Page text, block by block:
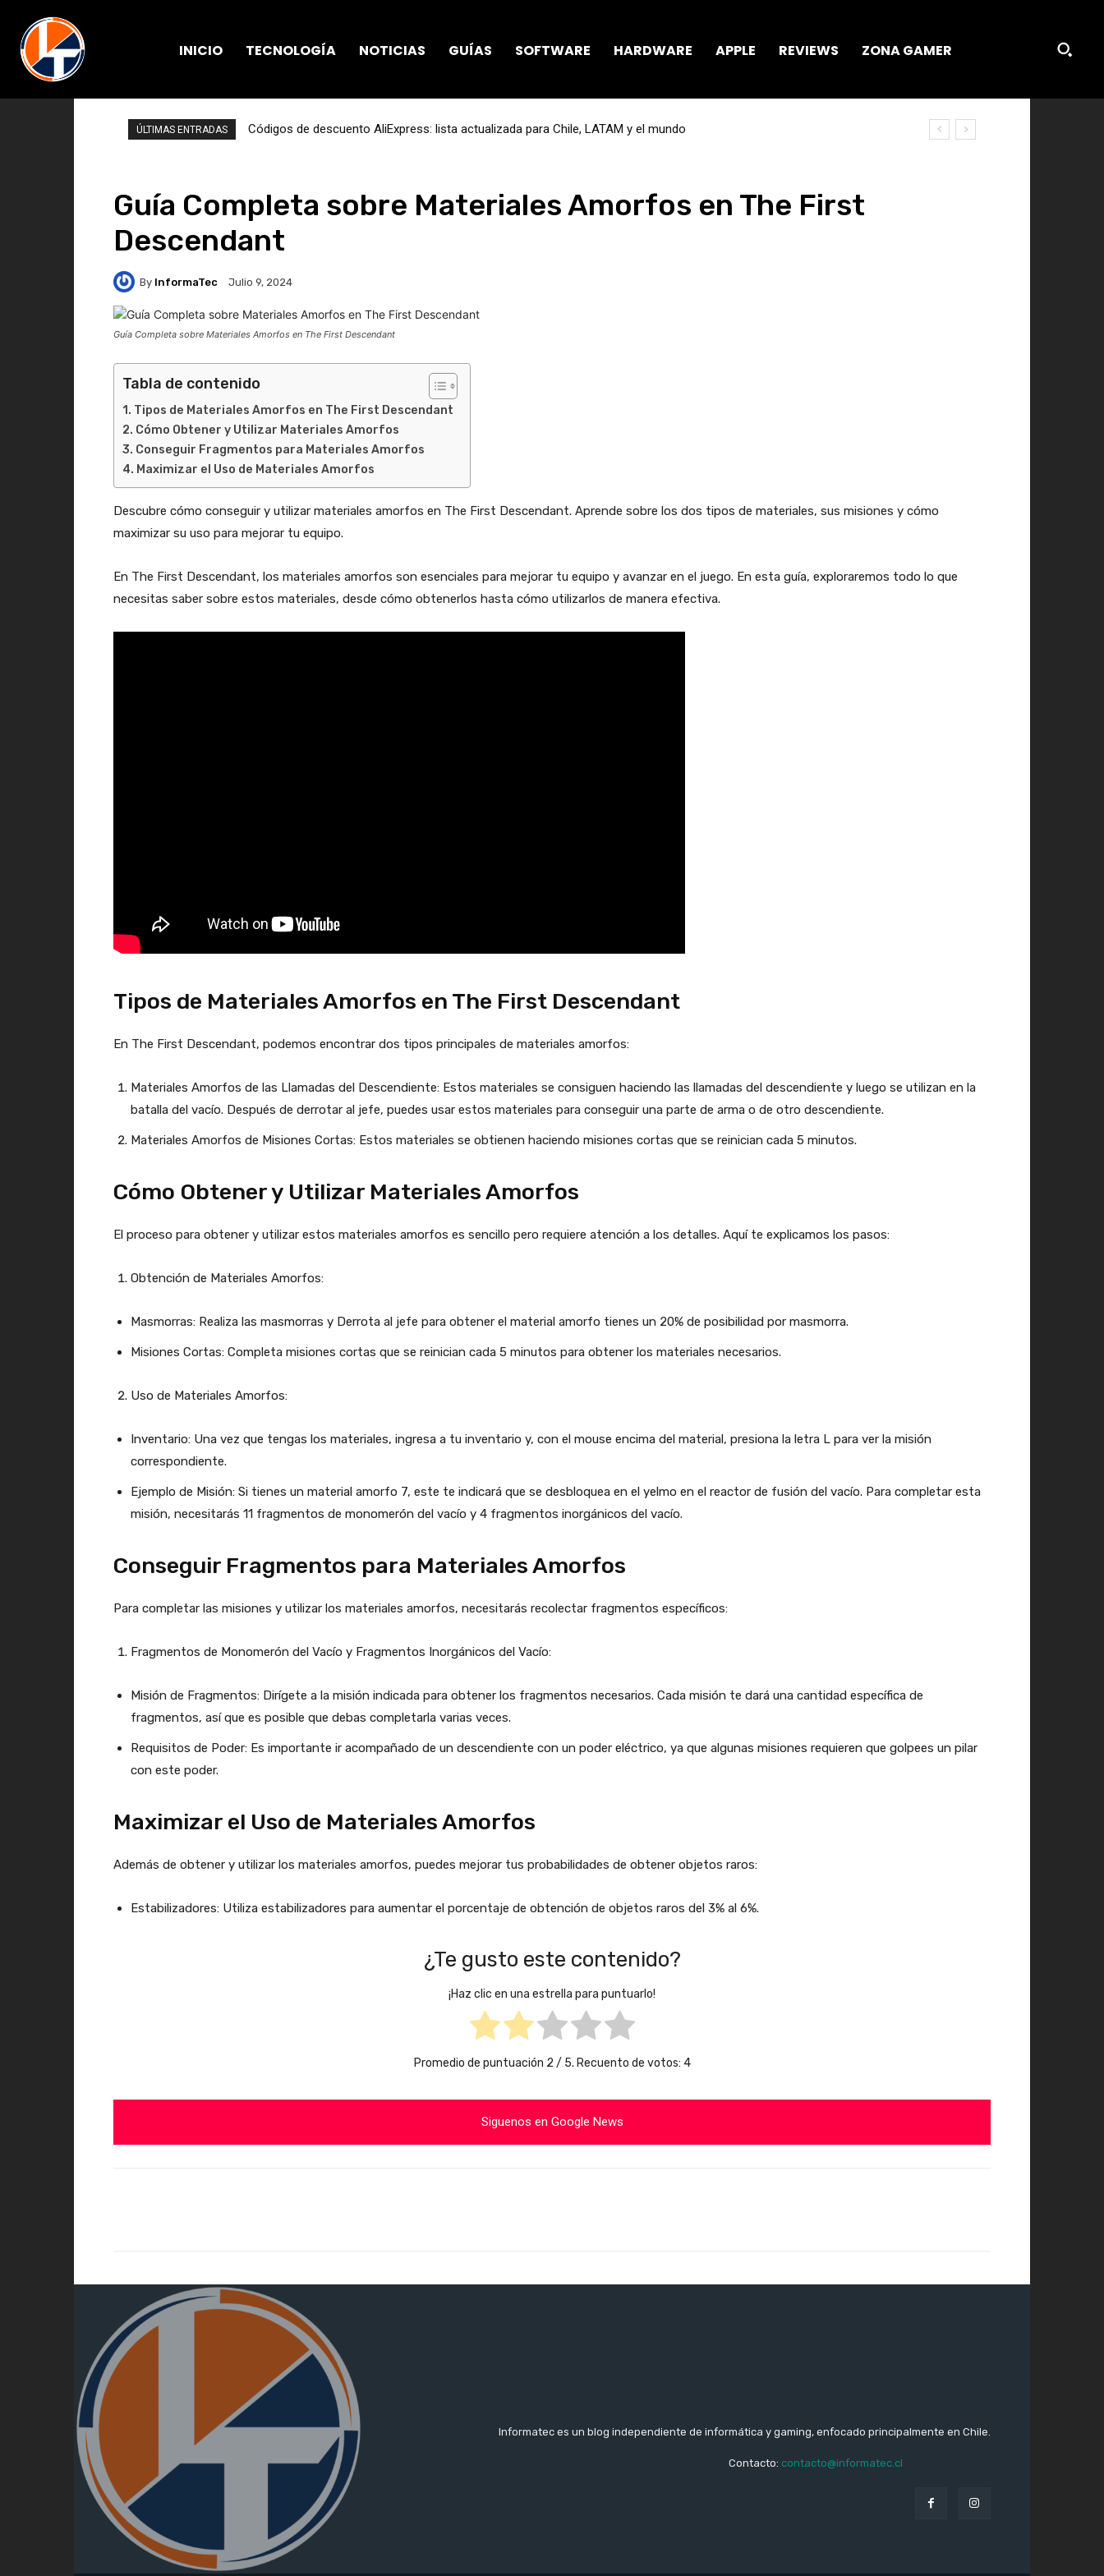
INICIO TECNOLOGÍA NOTICIAS GUÍAS SOFTWARE HARDWARE APPLE REVIEWS ZONA GAMER
ÚLTIMAS ENTRADAS Códigos de descuento AliExpress: lista actualizada para Chile, LATAM y el mundo
Guía Completa sobre Materiales Amorfos en The First
Descendant
By InformaTec Julio 9, 2024
Guía Completa sobre Materiales Amorfos en The First Descendant
Tabla de contenido
Tipos de Materiales Amorfos en The First Descendant
Cómo Obtener y Utilizar Materiales Amorfos
Conseguir Fragmentos para Materiales Amorfos
Maximizar el Uso de Materiales Amorfos
Descubre cómo conseguir y utilizar materiales amorfos en The First Descendant. Aprende sobre los dos tipos de materiales, sus misiones y cómo
maximizar su uso para mejorar tu equipo.
En The First Descendant, los materiales amorfos son esenciales para mejorar tu equipo y avanzar en el juego. En esta guía, exploraremos todo lo que
necesitas saber sobre estos materiales, desde cómo obtenerlos hasta cómo utilizarlos de manera efectiva.
Tipos de Materiales Amorfos en The First Descendant
En The First Descendant, podemos encontrar dos tipos principales de materiales amorfos:
Materiales Amorfos de las Llamadas del Descendiente: Estos materiales se consiguen haciendo las llamadas del descendiente y luego se utilizan en la
batalla del vacío. Después de derrotar al jefe, puedes usar estos materiales para conseguir una parte de arma o de otro descendiente.
Materiales Amorfos de Misiones Cortas: Estos materiales se obtienen haciendo misiones cortas que se reinician cada 5 minutos.
Cómo Obtener y Utilizar Materiales Amorfos
El proceso para obtener y utilizar estos materiales amorfos es sencillo pero requiere atención a los detalles. Aquí te explicamos los pasos:
Obtención de Materiales Amorfos:
Masmorras: Realiza las masmorras y Derrota al jefe para obtener el material amorfo tienes un 20% de posibilidad por masmorra.
Misiones Cortas: Completa misiones cortas que se reinician cada 5 minutos para obtener los materiales necesarios.
Uso de Materiales Amorfos:
Inventario: Una vez que tengas los materiales, ingresa a tu inventario y, con el mouse encima del material, presiona la letra L para ver la misión
correspondiente.
Ejemplo de Misión: Si tienes un material amorfo 7, este te indicará que se desbloquea en el yelmo en el reactor de fusión del vacío. Para completar esta
misión, necesitarás 11 fragmentos de monomerón del vacío y 4 fragmentos inorgánicos del vacío.
Conseguir Fragmentos para Materiales Amorfos
Para completar las misiones y utilizar los materiales amorfos, necesitarás recolectar fragmentos específicos:
Fragmentos de Monomerón del Vacío y Fragmentos Inorgánicos del Vacío:
Misión de Fragmentos: Dirígete a la misión indicada para obtener los fragmentos necesarios. Cada misión te dará una cantidad específica de
fragmentos, así que es posible que debas completarla varias veces.
Requisitos de Poder: Es importante ir acompañado de un descendiente con un poder eléctrico, ya que algunas misiones requieren que golpees un pilar
con este poder.
Maximizar el Uso de Materiales Amorfos
Además de obtener y utilizar los materiales amorfos, puedes mejorar tus probabilidades de obtener objetos raros:
Estabilizadores: Utiliza estabilizadores para aumentar el porcentaje de obtención de objetos raros del 3% al 6%.
¿Te gusto este contenido?
¡Haz clic en una estrella para puntuarlo!
Promedio de puntuación 2 / 5. Recuento de votos: 4
Siguenos en Google News
Informatec es un blog independiente de informática y gaming, enfocado principalmente en Chile.
Contacto: contacto@informatec.cl